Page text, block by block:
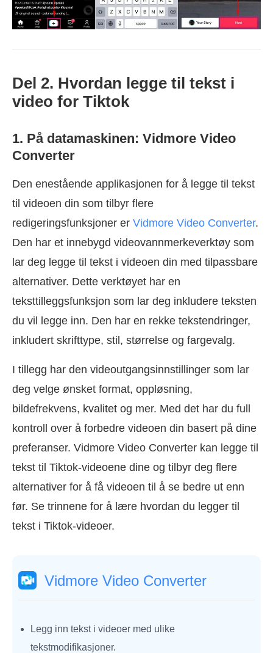
Del 2. Hvordan legge til tekst i
video for Tiktok
1. På datamaskinen: Vidmore Video
Converter
Den enestående applikasjonen for å legge til tekst
til videoen din som tilbyr flere
redigeringsfunksjoner er Vidmore Video Converter.
Den har et innebygd videovannmerkeverktøy som
lar deg legge til tekst i videoen din med tilpassbare
alternativer. Dette verktøyet har en
teksttilleggsfunksjon som lar deg inkludere teksten
du vil legge inn. Den har en rekke tekstendringer,
inkludert skrifttype, stil, størrelse og fargevalg.
I tillegg har den videoutgangsinnstillinger som lar
deg velge ønsket format, oppløsning,
bildefrekvens, kvalitet og mer. Med det har du full
kontroll over å forbedre videoen din basert på dine
preferanser. Vidmore Video Converter kan legge til
tekst til Tiktok-videoene dine og tilbyr deg flere
alternativer for å få videoen til å se bedre ut enn
før. Se trinnene for å lære hvordan du legger til
tekst i Tiktok-videoer.
Vidmore Video Converter
Legg inn tekst i videoer med ulike
tekstmodifikasjoner.